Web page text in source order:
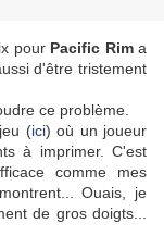
pour Pacific Rima
d'être tristement
ce problème.
(ici) où un joueur
à imprimer. C'est
comme mes
Ouais, je
de gros doigts...